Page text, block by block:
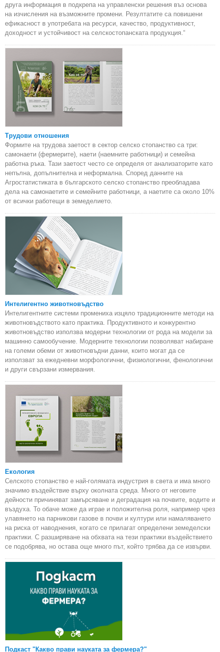
друга информация в подкрепа на управленски решения въз основа
на изчисления на възможните промени. Резултатите са повишени
ефикасност в употребата на ресурси, качество, продуктивност,
доходност и устойчивост на селскостопанската продукция.“
Трудови отношения
Формите на трудова заетост в сектор селско стопанство са три:
самонаети (фермерите), наети (наемните работници) и семейна
работна ръка. Тази заетост често се определя от анализаторите като
непълна, допълнителна и неформална. Според данните на
Агростатистиката в българското селско стопанство преобладава
дела на самонаетите и семейните работници, а наетите са около 10%
от всички работещи в земеделието.
Интелигентно животновъдство
Интелигентните системи промениха изцяло традиционните методи на
животновъдството като практика. Продуктивното и конкурентно
животновъдство използва модерни технологии от рода на модели за
машинно самообучение. Модерните технологии позволяват набиране
на големи обеми от животновъдни данни, които могат да се
използват за ежедневни морфологични, физиологични, фенологични
и други свързани измервания.
Екология
Селското стопанство е най-голямата индустрия в света и има много
значимо въздействие върху околната среда. Много от неговите
дейности причиняват замърсяване и деградация на почвите, водите и
въздуха. То обаче може да играе и положителна роля, например чрез
улавянето на парникови газове в почви и култури или намаляването
на риска от наводнения, когато се прилагат определени земеделски
практики. С разширяване на обхвата на тези практики въздействието
се подобрява, но остава още много път, който трябва да се извърви.
Подкаст "Какво прави науката за фермера?"